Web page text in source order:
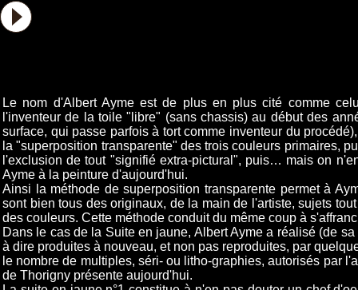
Le nom d'Albert Ayme est de plus en plus cité comme
l'inventeur de la toile "libre" (sans chassis) au début des
surface, qui passe parfois à tort comme inventeur du
la "superposition transparente" des trois couleurs primaires,
l'exclusion de tout "signifié extra-pictural", puis… mais on
Ayme à la peinture d'aujourd'hui.
Ainsi la méthode de superposition transparente permet à
sont bien tous des originaux, de la main de l'artiste, sujets
des couleurs. Cette méthode conduit du même coup à
Dans le cas de la Suite en jaune, Albert Ayme a réalisé (de
à dire produites à nouveau, et non pas reproduites, par
le nombre de multiples, séri- ou litho-graphies, autorisés par
de Thorigny présente aujourd'hui.